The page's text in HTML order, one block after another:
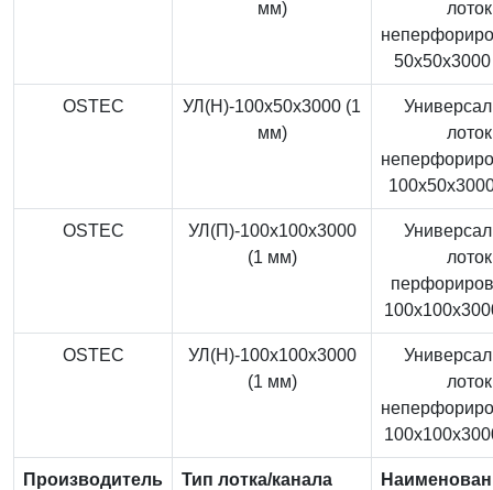
мм)
лоток
OSTEC
УЛ(Н)-100x50x3000 (1
мм)
лоток
OSTEC
УЛ(П)-100x100x3000
(1 мм)
лоток
OSTEC
УЛ(Н)-100x100x3000
(1 мм)
лоток
Производитель Тип лотка/канала